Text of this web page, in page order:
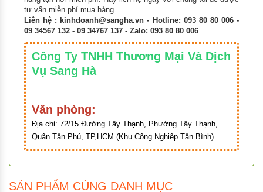
tư vấn miễn phí mua hàng.
Liên hệ : kinhdoanh@sangha.vn - Hotline: 093 80 80 006 -
09 34567 132 - 09 34767 137 - Zalo: 093 80 80 006
Công Ty TNHH Thương Mại Và Dịch
Vụ Sang Hà
Văn phòng:
Địa chỉ: 72/15 Đường Tây Thạnh, Phường Tây Thạnh,
Quận Tân Phú, TP,HCM (Khu Công Nghiệp Tân Bình)
SẢN PHẨM CÙNG DANH MỤC